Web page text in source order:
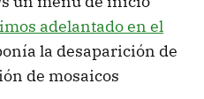
adelantado en el
la desaparición de
de mosaicos